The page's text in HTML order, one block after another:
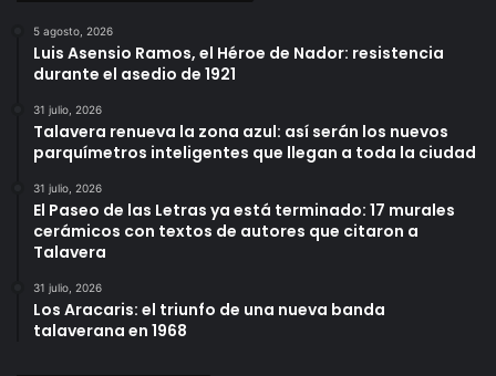
5 agosto, 2026
Luis Asensio Ramos, el Héroe de Nador: resistencia
durante el asedio de 1921
31 julio, 2026
Talavera renueva la zona azul: así serán los nuevos
parquímetros inteligentes que llegan a toda la ciudad
31 julio, 2026
El Paseo de las Letras ya está terminado: 17 murales
cerámicos con textos de autores que citaron a
Talavera
31 julio, 2026
Los Aracaris: el triunfo de una nueva banda
talaverana en 1968